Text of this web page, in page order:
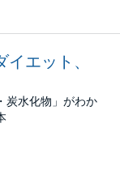
エット、
炭水化物」がわか